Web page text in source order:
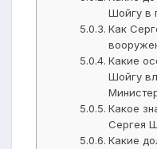
Шойгу в
Как
Какие
Шойгу
Какое
Сергея
Какие